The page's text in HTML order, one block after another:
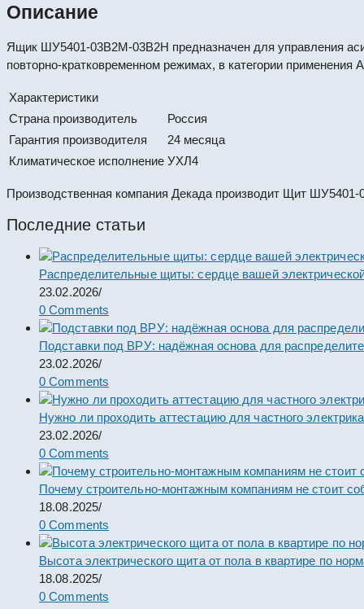
Описание
Ящик ШУ5401-03В2М-03В2Н предназначен для управления
повторно-кратковременном режимах, в категории применения
Характеристики
Страна производитель
Россия
Гарантия производителя
24 месяца
Климатическое исполнение УХЛ4
Производственная компания Декада производит Щит
Последние статьи
Распределительные щиты: сердце вашей
23.02.2026/
0 Comments
Подставки под ВРУ: надёжная основа для
23.02.2026/
0 Comments
Нужно ли проходить аттестацию для частного
23.02.2026/
0 Comments
Почему строительно-монтажным компаниям не стоит
18.08.2025/
0 Comments
Высота электрического щита от пола в квартире по
18.08.2025/
0 Comments